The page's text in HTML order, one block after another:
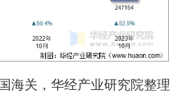
海关，华经产业研究院整理